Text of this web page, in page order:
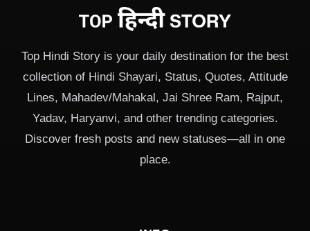
Top Hindi Story is your daily destination for the best
collection of Hindi Shayari, Status, Quotes, Attitude
Lines, Mahadev/Mahakal, Jai Shree Ram, Rajput,
Yadav, Haryanvi, and other trending categories.
Discover fresh posts and new statuses—all in one
place.